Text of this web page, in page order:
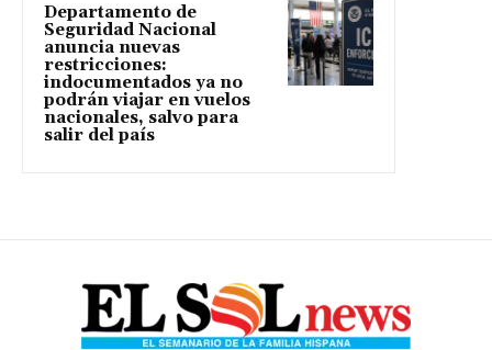
Departamento de
Seguridad Nacional
anuncia nuevas
restricciones:
indocumentados ya no
podrán viajar en vuelos
nacionales, salvo para
salir del país